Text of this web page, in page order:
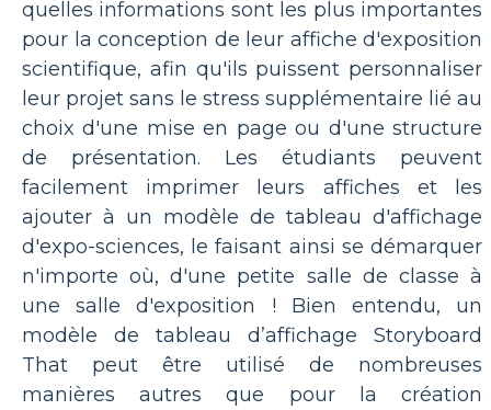
quelles informations sont les plus importantes
pour la conception de leur affiche d'exposition
scientifique, afin qu'ils puissent personnaliser
leur projet sans le stress supplémentaire lié au
choix d'une mise en page ou d'une structure
de présentation. Les étudiants peuvent
facilement imprimer leurs affiches et les
ajouter à un modèle de tableau d'affichage
d'expo-sciences, le faisant ainsi se démarquer
n'importe où, d'une petite salle de classe à
une salle d'exposition ! Bien entendu, un
modèle de tableau d’affichage Storyboard
That peut être utilisé de nombreuses
manières autres que pour la création